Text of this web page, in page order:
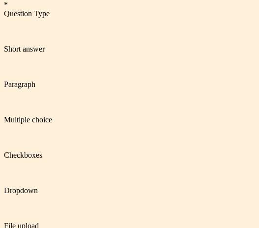
*
Question Type
Short answer
Paragraph
Multiple choice
Checkboxes
Dropdown
File upload